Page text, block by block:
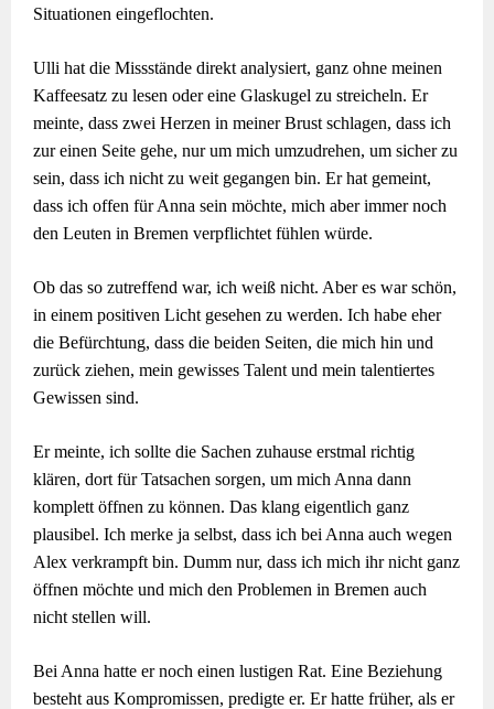
Situationen eingeflochten.
Ulli hat die Missstände direkt analysiert, ganz ohne meinen
Kaffeesatz zu lesen oder eine Glaskugel zu streicheln. Er
meinte, dass zwei Herzen in meiner Brust schlagen, dass ich
zur einen Seite gehe, nur um mich umzudrehen, um sicher zu
sein, dass ich nicht zu weit gegangen bin. Er hat gemeint,
dass ich offen für Anna sein möchte, mich aber immer noch
den Leuten in Bremen verpflichtet fühlen würde.
Ob das so zutreffend war, ich weiß nicht. Aber es war schön,
in einem positiven Licht gesehen zu werden. Ich habe eher
die Befürchtung, dass die beiden Seiten, die mich hin und
zurück ziehen, mein gewisses Talent und mein talentiertes
Gewissen sind.
Er meinte, ich sollte die Sachen zuhause erstmal richtig
klären, dort für Tatsachen sorgen, um mich Anna dann
komplett öffnen zu können. Das klang eigentlich ganz
plausibel. Ich merke ja selbst, dass ich bei Anna auch wegen
Alex verkrampft bin. Dumm nur, dass ich mich ihr nicht ganz
öffnen möchte und mich den Problemen in Bremen auch
nicht stellen will.
Bei Anna hatte er noch einen lustigen Rat. Eine Beziehung
besteht aus Kompromissen, predigte er. Er hatte früher, als er